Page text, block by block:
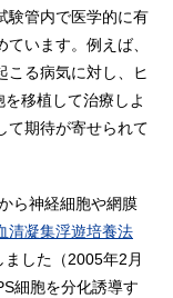
験管内で医学的に有
います。例えば、
こる病気に対し、ヒ
移植して治療しよ
て期待が寄せられて
ら神経細胞や網膜
清凝集浮遊培養法
した（2005年2月
細胞を分化誘導す